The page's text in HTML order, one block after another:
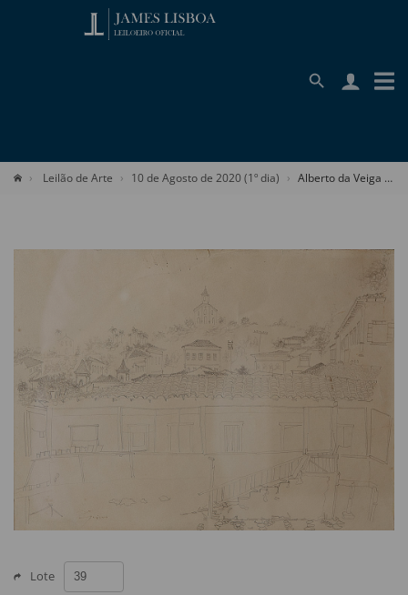
Leilão de Arte 10 de Agosto de 2020 (1º dia) Alberto da Veiga Guignard
Lote